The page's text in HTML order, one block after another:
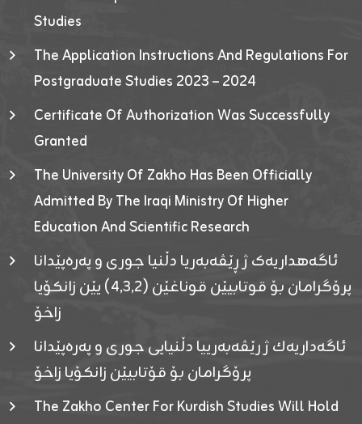
Studies
The Application Instructions And Regulations For
Postgraduate Studies 2023 – 2024
Certificate Of Authorization Was Successfully
Granted
The University Of Zakho Has Been Officially
Admitted By The Iraqi Ministry Of Higher
Education And Scientific Research
ئاگەهداریەک ژ ڕێڤەبەریا دڵنیا جوری و پەرەپێدانا
پرۆگرامان بۆ قوتابیێن قوناغێن (٤٫٣٫٢) یێن زانکۆیا
زاخۆ
ئاگەداریەك ژ رێڤەبەرییا دڵنیایی جوری و پەرەپێدانا
پرۆگرامان بۆ قۆتابیێن زانکۆیا زاخۆ
The Zakho Center For Kurdish Studies Will Hold